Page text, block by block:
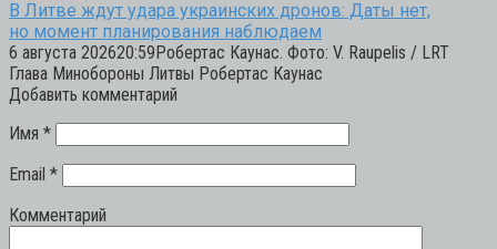
В Литве ждут удара украинских дронов: Даты нет,
но момент планирования наблюдаем
6 августа 202620:59Робертас Каунас. Фото: V. Raupelis / LRT
Глава Минобороны Литвы Робертас Каунас
Добавить комментарий
Имя *
Email *
Комментарий